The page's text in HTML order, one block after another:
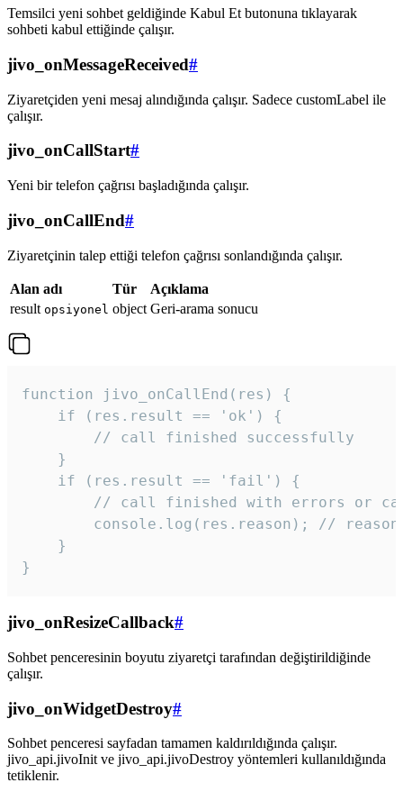
Temsilci yeni sohbet geldiğinde Kabul Et butonuna tıklayarak
sohbeti kabul ettiğinde çalışır.
jivo_onMessageReceived#
Ziyaretçiden yeni mesaj alındığında çalışır. Sadece customLabel ile
çalışır.
jivo_onCallStart#
Yeni bir telefon çağrısı başladığında çalışır.
jivo_onCallEnd#
Ziyaretçinin talep ettiği telefon çağrısı sonlandığında çalışır.
Alan adı Tür
Açıklama
result opsiyonel object Geri-arama sonucu
function jivo_onCallEnd(res) {
    if (res.result == 'ok') {
        // call finished successfully
    }
    if (res.result == 'fail') {
// call finished with errors or
console.log(res.reason); //
    }
}
jivo_onResizeCallback#
Sohbet penceresinin boyutu ziyaretçi tarafından değiştirildiğinde
çalışır.
jivo_onWidgetDestroy#
Sohbet penceresi sayfadan tamamen kaldırıldığında çalışır.
jivo_api.jivoInit ve jivo_api.jivoDestroy yöntemleri kullanıldığında
tetiklenir.